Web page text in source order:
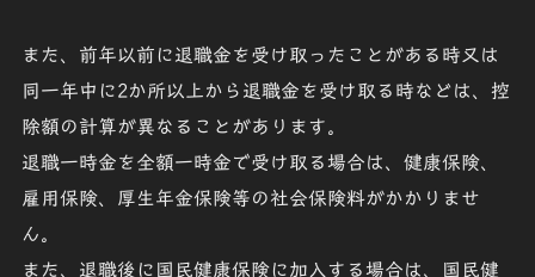
また、前年以前に退職金を受け取ったことがある時又は
同一年中に2か所以上から退職金を受け取る時などは、控
除額の計算が異なることがあります。
退職一時金を全額一時金で受け取る場合は、健康保険、
雇用保険、厚生年金保険等の社会保険料がかかりませ
ん。
また、退職後に国民健康保険に加入する場合は、国民健